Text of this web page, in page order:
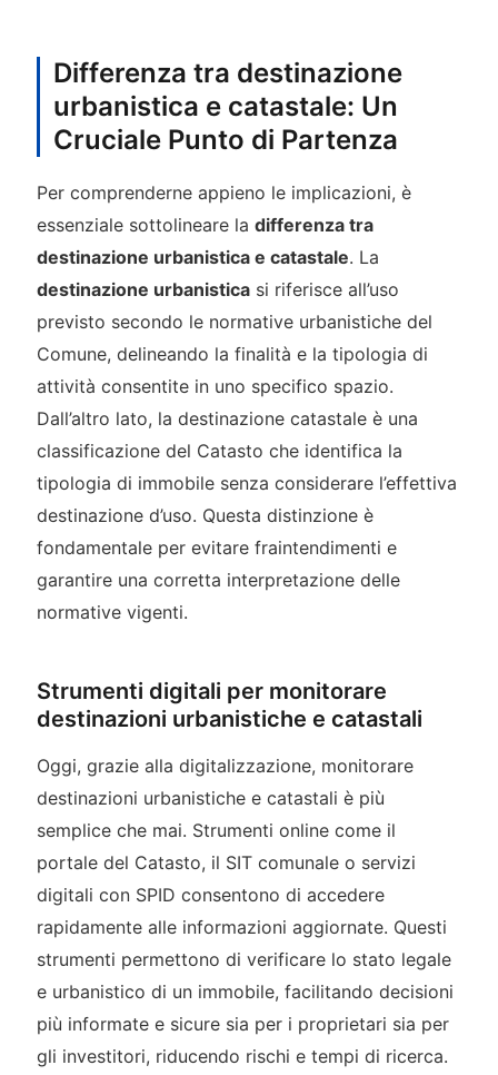
Differenza tra destinazione
urbanistica e catastale: Un
Cruciale Punto di Partenza
Per comprenderne appieno le implicazioni, è
essenziale sottolineare la differenza tra
destinazione urbanistica e catastale. La
destinazione urbanisticasi riferisce all’uso
previsto secondo le normative urbanistiche del
Comune, delineando la finalità e la tipologia di
attività consentite in uno specifico spazio.
Dall’altro lato, la destinazione catastale è una
classificazione del Catasto che identifica la
tipologia di immobile senza considerare l’effettiva
destinazione d’uso. Questa distinzione è
fondamentale per evitare fraintendimenti e
garantire una corretta interpretazione delle
normative vigenti.
Strumenti digitali per monitorare
destinazioni urbanistiche e catastali
Oggi, grazie alla digitalizzazione, monitorare
destinazioni urbanistiche e catastali è più
semplice che mai. Strumenti online come il
portale del Catasto, il SIT comunale o servizi
digitali con SPID consentono di accedere
rapidamente alle informazioni aggiornate. Questi
strumenti permettono di verificare lo stato legale
e urbanistico di un immobile, facilitando decisioni
più informate e sicure sia per i proprietari sia per
gli investitori, riducendo rischi e tempi di ricerca.